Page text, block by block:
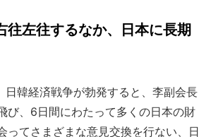
往左往するなか、日本に長期
韓経済戦争が勃発すると、李副会長
び、6日間にわたって多くの日本の財
ってさまざまな意見交換を行ない、日